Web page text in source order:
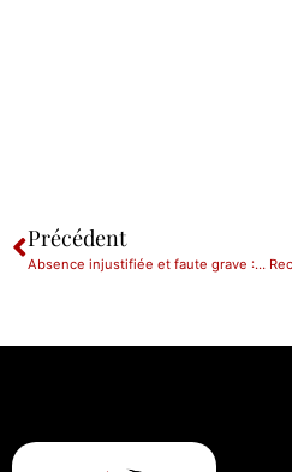
Précédent
Absence injustifiée et faute grave : Ca peut être compliqué.